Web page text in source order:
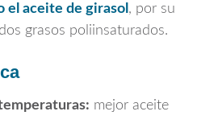
el aceite de girasol , por su
grasos poliinsaturados.
mejor aceite